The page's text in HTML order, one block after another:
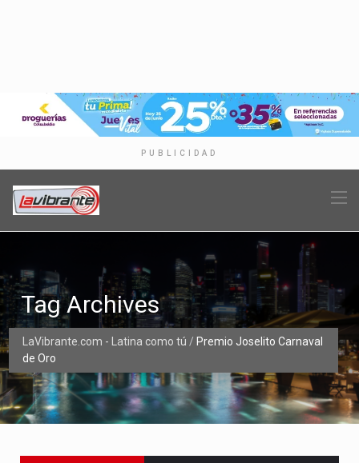
PUBLICIDAD
LaVibrante.com - Latina como tú / Premio Joselito Carnaval
de Oro
Tag Archives